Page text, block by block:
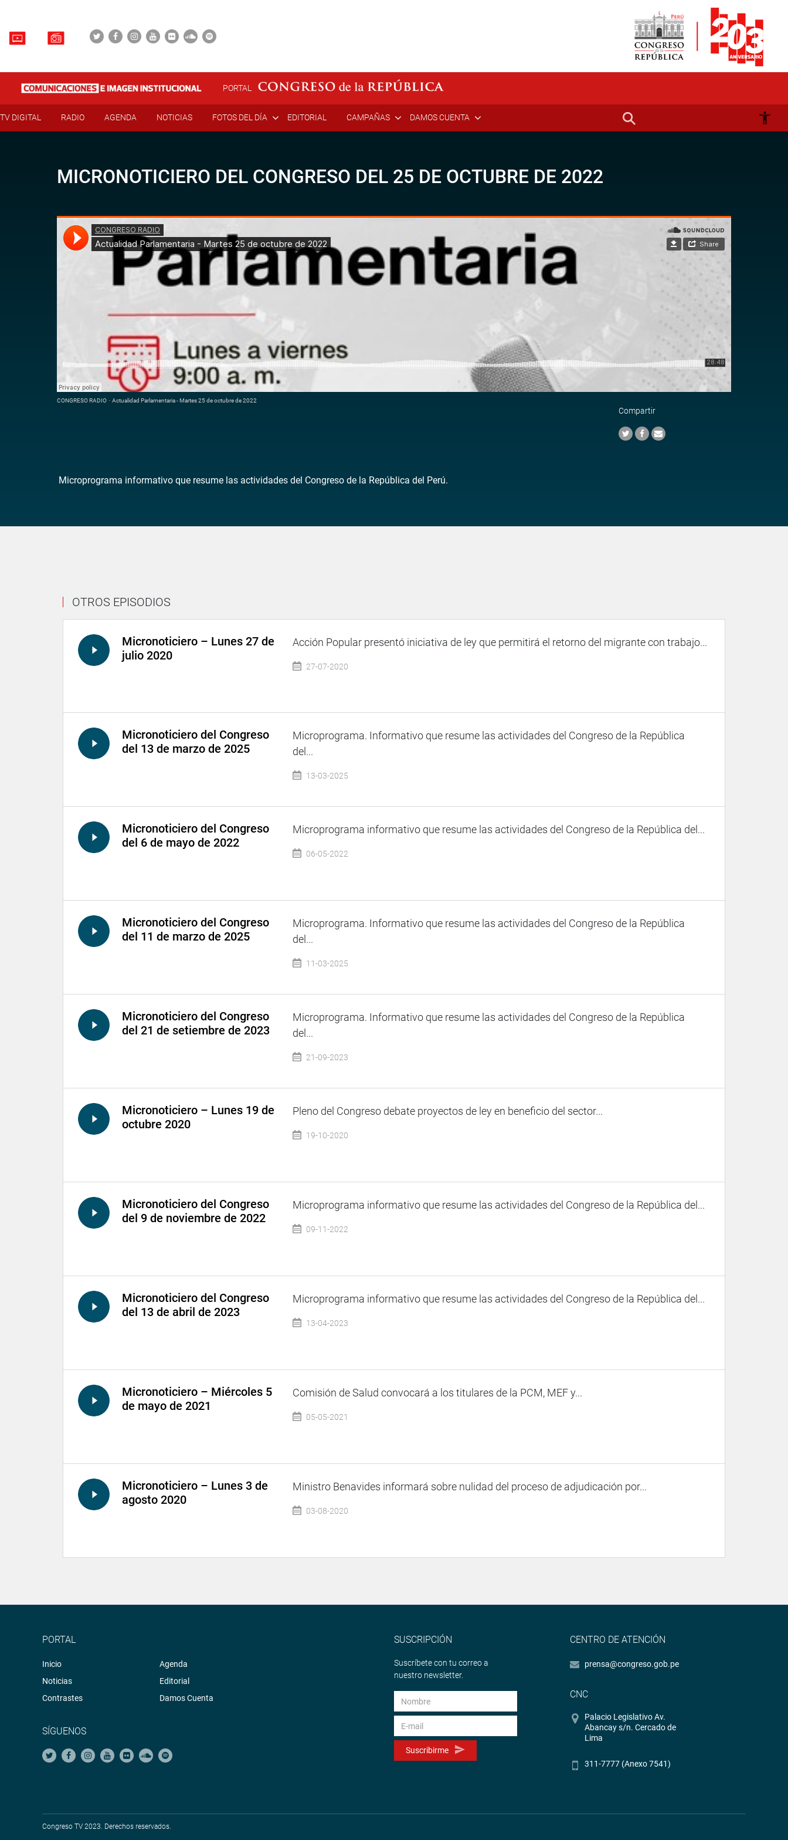
PORTAL
TV DIGITAL RADIO AGENDA NOTICIAS FOTOS DEL DÍA EDITORIAL CAMPAÑAS DAMOS CUENTA
MICRONOTICIERO DEL CONGRESO DEL 25 DE OCTUBRE DE 2022
CONGRESO RADIO · Actualidad Parlamentaria - Martes 25 de octubre de 2022
Compartir
Microprograma informativo que resume las actividades del Congreso de la República del Perú.
OTROS EPISODIOS
Micronoticiero – Lunes 27 de
julio 2020
Acción Popular presentó iniciativa de ley que permitirá el retorno del migrante con trabajo...
27-07-2020
Micronoticiero del Congreso
del 13 de marzo de 2025
Microprograma. Informativo que resume las actividades del Congreso de la República
del...
13-03-2025
Micronoticiero del Congreso
del 6 de mayo de 2022
Microprograma informativo que resume las actividades del Congreso de la República del...
06-05-2022
Micronoticiero del Congreso
del 11 de marzo de 2025
Microprograma. Informativo que resume las actividades del Congreso de la República
del...
11-03-2025
Micronoticiero del Congreso
del 21 de setiembre de 2023
Microprograma. Informativo que resume las actividades del Congreso de la República
del...
21-09-2023
Micronoticiero – Lunes 19 de
octubre 2020
Pleno del Congreso debate proyectos de ley en beneficio del sector...
19-10-2020
Micronoticiero del Congreso
del 9 de noviembre de 2022
Microprograma informativo que resume las actividades del Congreso de la República del...
09-11-2022
Micronoticiero del Congreso
del 13 de abril de 2023
Microprograma informativo que resume las actividades del Congreso de la República del...
13-04-2023
Micronoticiero – Miércoles 5
de mayo de 2021
Comisión de Salud convocará a los titulares de la PCM, MEF y...
05-05-2021
Micronoticiero – Lunes 3 de
agosto 2020
Ministro Benavides informará sobre nulidad del proceso de adjudicación por...
03-08-2020
PORTAL
Inicio
Noticias
Contrastes
Agenda
Editorial
Damos Cuenta
SÍGUENOS
SUSCRIPCIÓN
Suscríbete con tu correo a
nuestro newsletter.
Suscribirme
CENTRO DE ATENCIÓN
prensa@congreso.gob.pe
CNC
Palacio Legislativo Av.
Abancay s/n. Cercado de
Lima
311-7777 (Anexo 7541)
Congreso TV 2023. Derechos reservados.